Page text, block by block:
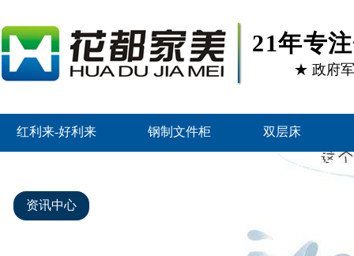
21年专
★ 政府
红利来-好利来 钢制文件柜 双层床
客户案例
资讯中心